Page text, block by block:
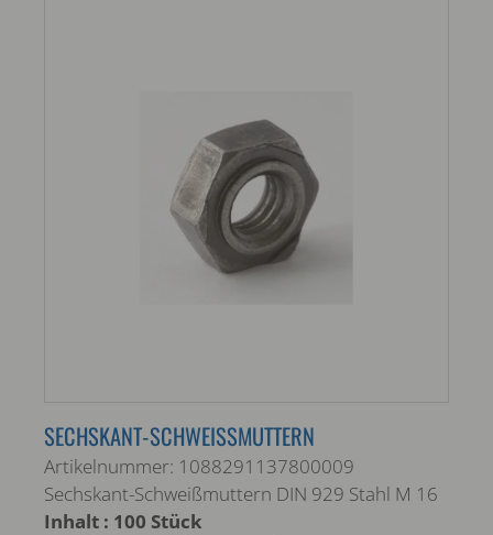
SECHSKANT-SCHWEISSMUTTERN
Artikelnummer: 1088291137800009
Sechskant-Schweißmuttern DIN 929 Stahl M 16
Inhalt : 100 Stück